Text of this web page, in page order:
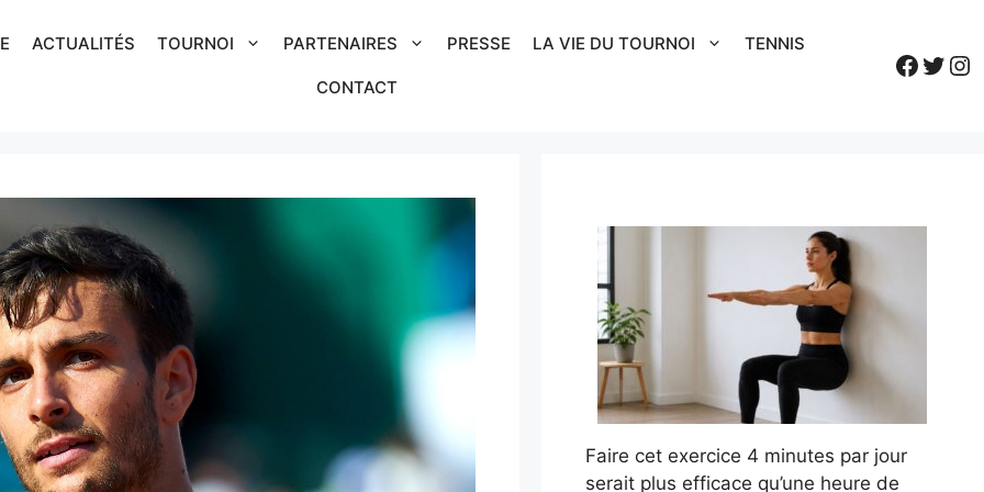
ACTUALITÉS TOURNOI PARTENAIRES PRESSE LA VIE DU TOURNOI TENNIS
CONTACT
Faire cet exercice 4 minutes par jour
serait plus efficace qu’une heure de